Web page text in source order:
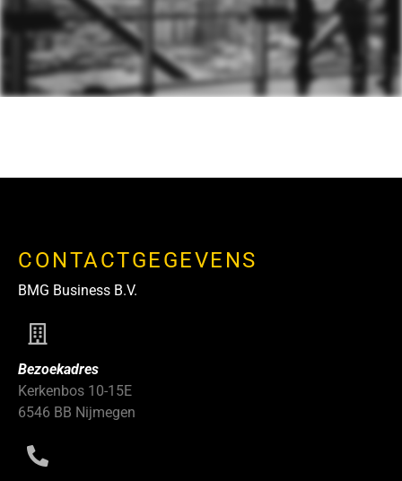
CONTACTGEGEVENS
BMG Business B.V.
Bezoekadres
Kerkenbos 10-15E
6546 BB Nijmegen